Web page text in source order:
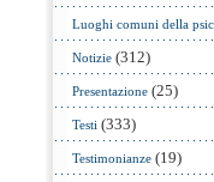
Luoghi comuni della
Notizie (312)
Presentazione (25)
Testi (333)
Testimonianze (19)